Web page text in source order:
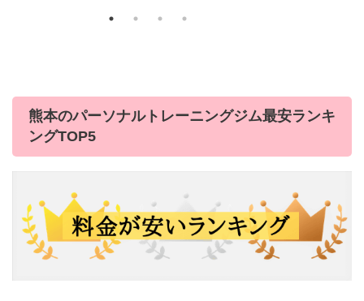
熊本のパーソナルトレーニングジム最安ランキ
ングTOP5